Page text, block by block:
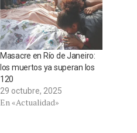
Masacre en Río de Janeiro:
los muertos ya superan los
120
29 octubre, 2025
En «Actualidad»